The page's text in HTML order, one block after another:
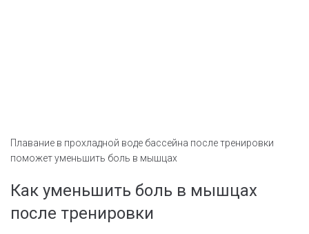
Плавание в прохладной воде бассейна после тренировки
поможет уменьшить боль в мышцах
Как уменьшить боль в мышцах
после тренировки